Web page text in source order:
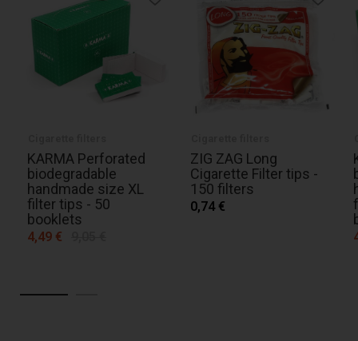
KARMA Perforated
biodegradable
handmade size XL
filter tips - 50
booklets
4,49 €
ZIG ZAG Long
Cigarette Filter tips -
150 filters
0,74 €